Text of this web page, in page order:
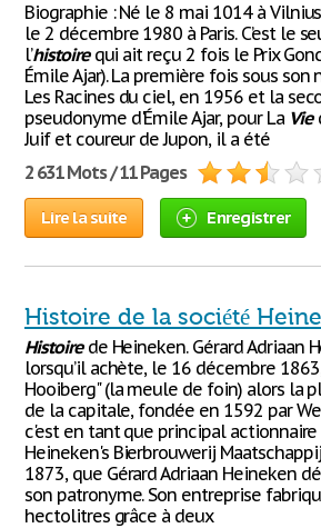
Biographie : Né le 8 mai 1014 à
le 2 décembre 1980 à Paris. C’est le
l’histoirequi ait reçu 2 fois le Prix
Émile Ajar). La première fois sous son
Les Racines du ciel, en 1956 et la
pseudonyme d'Émile Ajar, pour La Vie
Juif et coureur de Jupon, il a été
2 631 Mots / 11 Pages
Lire la suite Enregistrer
Histoire de la société
Histoirede Heineken. Gérard Adriaan
lorsqu’il achète, le 16 décembre
Hooiberg" (la meule de foin) alors la
de la capitale, fondée en 1592 par
c'est en tant que principal
Heineken's Bierbrouwerij
1873, que Gérard Adriaan Heineken
son patronyme. Son entreprise
hectolitres grâce à deux